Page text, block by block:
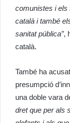
comunistes i els
català i també
sanitat pública”,
català.
També ha
presumpció
una doble vara
dret que per als